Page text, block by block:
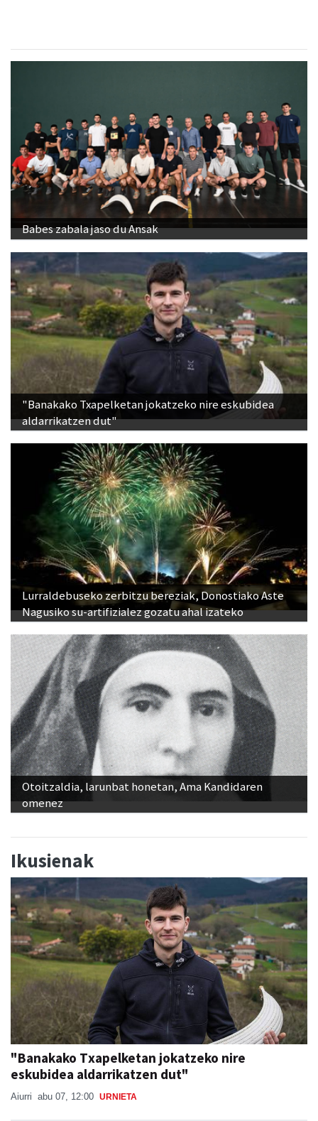
Babes zabala jaso du Ansak
"Banakako Txapelketan jokatzeko nire eskubidea
aldarrikatzen dut"
Lurraldebuseko zerbitzu bereziak, Donostiako Aste
Nagusiko su-artifizialez gozatu ahal izateko
Otoitzaldia, larunbat honetan, Ama Kandidaren
omenez
"Banakako Txapelketan jokatzeko nire
eskubidea aldarrikatzen dut"
Aiurri abu 07, 12:00 URNIETA